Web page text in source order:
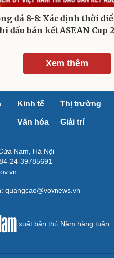
đá 8-8: Xác định thời
đấu bán kết ASEAN Cup
Xem thêm
Kinh tế Thị trường
Văn hóa Giải trí
Nam, Hà Nội
24-39785691
quangcao@vovnews.vn
xuất bản thứ Năm hàng tuần